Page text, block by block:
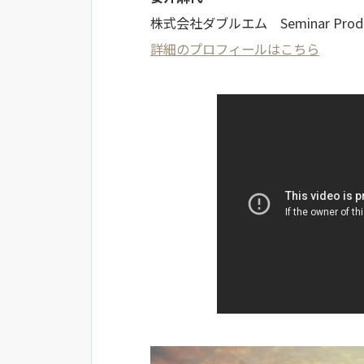
株式会社ダブルエム Seminar
詳細のプロフィールはこちら